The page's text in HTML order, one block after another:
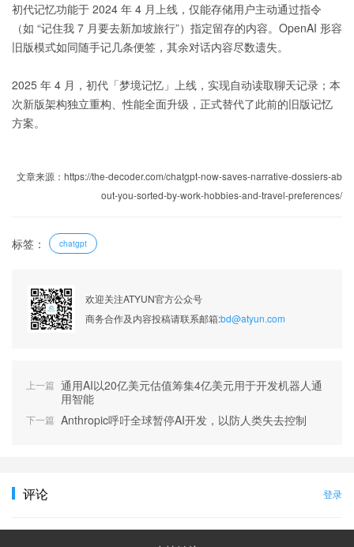
初代记忆功能于 2024 年 4 月上线，仅能存储用户主动通过指令
（如 “记住我 7 月要去新加坡旅行”）指定留存的内容。OpenAI 形容
旧版模式如同随手记几条便签，其余对话内容尽数遗失。
2025 年 4 月，初代「梦境记忆」上线，实现自动读取聊天记录；本
次新版架构独立重构、性能全面升级，正式替代了此前的旧版记忆
方案。
文章来源：https://the-decoder.com/chatgpt-now-saves-narrative-dossiers-ab
out-you-sorted-by-work-hobbies-and-travel-preferences/
标签： chatgpt
欢迎关注ATYUN官方公众号
商务合作及内容投稿请联系邮箱:bd@atyun.com
上一篇 通用AI以20亿美元估值筹集4亿美元用于开发机器人通
用智能
下一篇 Anthropic呼吁全球暂停AI开发，以防人类失去控制
评论 登录